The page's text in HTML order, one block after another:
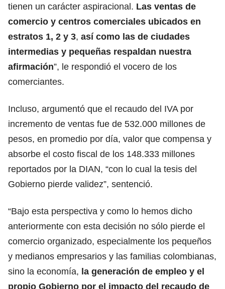
tienen un carácter aspiracional. Las ventas de
comercio y centros comerciales ubicados en
estratos 1, 2 y 3, así como las de ciudades
intermedias y pequeñas respaldan nuestra
afirmación”, le respondió el vocero de los
comerciantes.
Incluso, argumentó que el recaudo del IVA por
incremento de ventas fue de 532.000 millones de
pesos, en promedio por día, valor que compensa y
absorbe el costo fiscal de los 148.333 millones
reportados por la DIAN, “con lo cual la tesis del
Gobierno pierde validez”, sentenció.
“Bajo esta perspectiva y como lo hemos dicho
anteriormente con esta decisión no sólo pierde el
comercio organizado, especialmente los pequeños
y medianos empresarios y las familias colombianas,
sino la economía, la generación de empleo y el
propio Gobierno por el impacto del recaudo de